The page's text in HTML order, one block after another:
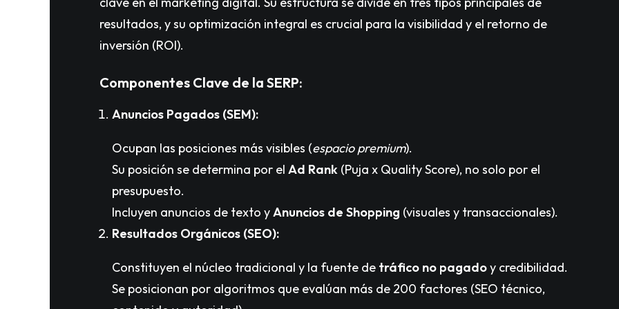
resultados, y su optimización integral es crucial para la visibilidad y el retorno de
inversión (ROI).
Componentes Clave de la SERP:
Anuncios Pagados (SEM):
Ocupan las posiciones más visibles (espacio premium).
Su posición se determina por el Ad Rank (Puja x Quality Score), no solo por el
presupuesto.
Incluyen anuncios de texto yAnuncios de Shopping (visuales y transaccionales).
Resultados Orgánicos (SEO):
Constituyen el núcleo tradicional y la fuente de tráfico no pagadoy credibilidad.
Se posicionan por algoritmos que evalúan más de 200 factores (SEO técnico,